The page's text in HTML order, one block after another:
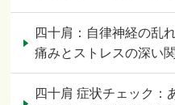
四十肩：自律神経の乱
痛みとストレスの深い
四十肩 症状チェック：